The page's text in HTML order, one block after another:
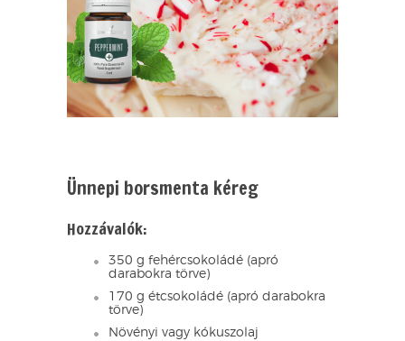
Ünnepi borsmenta kéreg
Hozzávalók:
350 g fehércsokoládé (apró
darabokra törve)
170 g étcsokoládé (apró darabokra
törve)
Növényi vagy kókuszolaj